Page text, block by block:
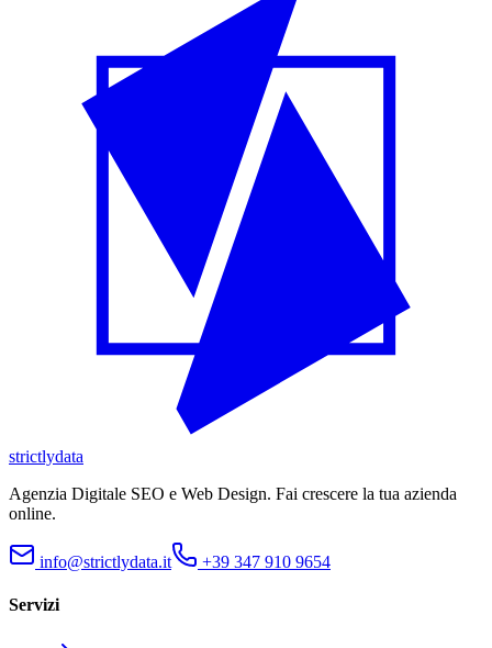
strictlydata
Agenzia Digitale SEO e Web Design. Fai crescere la tua azienda
online.
info@strictlydata.it +39 347 910 9654
Servizi